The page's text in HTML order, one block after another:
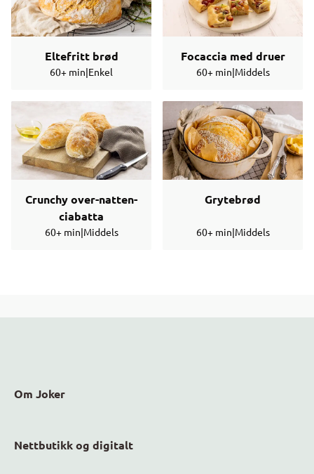
Eltefritt brød
60+ min|Enkel
Focaccia med druer
60+ min|Middels
Crunchy over-natten-
ciabatta
60+ min|Middels
Grytebrød
60+ min|Middels
Om Joker
Nettbutikk og digitalt